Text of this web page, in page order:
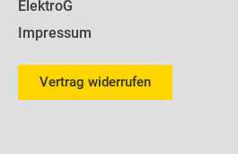
ElektroG
Impressum
Vertrag widerrufen